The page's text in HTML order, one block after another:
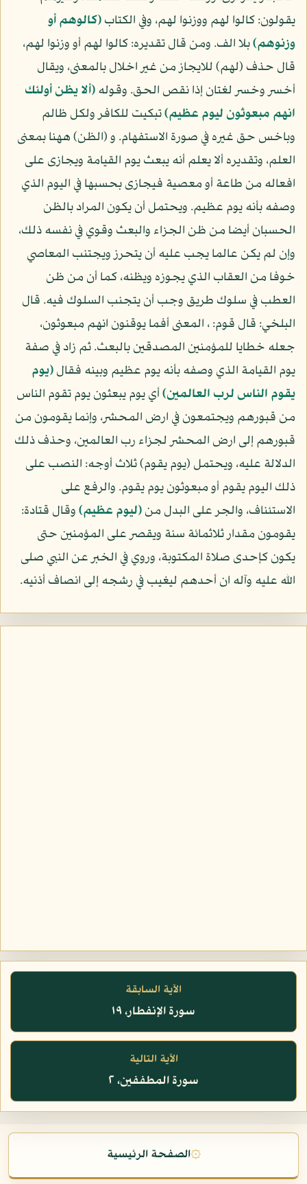
يقولون: كالوا لهم ووزنوا لهم، وفي الكتاب(كالوهم أو
وزنوهم)بلا الف. ومن قال تقديره: كالوا لهم أو وزنوا لهم،
قال حذف (لهم) للايجاز من غير اخلال بالمعنى، ويقال
أخسر وخسر لغتان إذا نقص الحق. وقوله(ألا يظن أولئك
انهم مبعوثون ليوم عظيم)تبكيت للكافر ولكل ظالم
وباخس حق غيره في صورة الاستفهام. و (الظن) ههنا بمعنى
العلم، وتقديره ألا يعلم أنه يبعث يوم القيامة ويجازى على
افعاله من طاعة أو معصية فيجازى بحسبها في اليوم الذي
وصفه بأنه يوم عظيم. ويحتمل أن يكون المراد بالظن
الحسبان أيضا من ظن الجزاء والبعث وقوي في نفسه ذلك،
وإن لم يكن عالما يجب عليه أن يتحرز ويجتنب المعاصي
خوفا من العقاب الذي يجوزه ويظنه، كما أن من ظن
العطب في سلوك طريق وجب أن يتجنب السلوك فيه. قال
البلخي: قال قوم: ، المعنى أفما يوقنون انهم مبعوثون،
جعله خطايا للمؤمنين المصدقين بالبعث. ثم زاد في صفة
يوم القيامة الذي وصفه بأنه يوم عظيم وبينه فقال(يوم
يقوم الناس لرب العالمين)أي يوم يبعثون يوم تقوم الناس
من قبورهم ويجتمعون في ارض المحشر، وإنما يقومون من
قبورهم إلى ارض المحشر لجزاء رب العالمين، وحذف ذلك
الدلالة عليه، ويحتمل (يوم يقوم) ثلاث أوجه: النصب على
ذلك اليوم يقوم أو مبعوثون يوم يقوم. والرفع على
الاستئناف، والجر على البدل من(ليوم عظيم)وقال قتادة:
يقومون مقدار ثلاثمائة سنة ويقصر على المؤمنين حتى
يكون كإحدى صلاة المكتوبة، وروي في الخبر عن النبي صلى
الله عليه وآله ان أحدهم ليغيب في رشجه إلى انصاف أذنيه.
الآية السابقة
سورة الإنفطار، ١٩
الآية التالية
سورة المطففين، ٢
۞الصفحة الرئيسية